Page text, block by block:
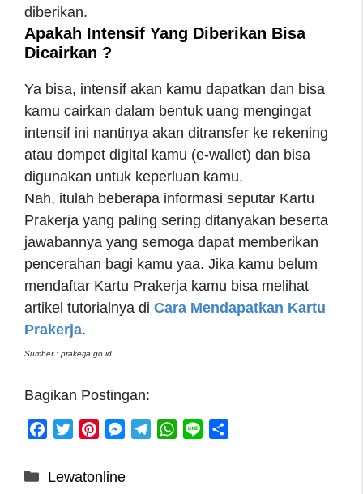
diberikan.
Apakah Intensif Yang Diberikan Bisa
Dicairkan ?
Ya bisa, intensif akan kamu dapatkan dan bisa
kamu cairkan dalam bentuk uang mengingat
intensif ini nantinya akan ditransfer ke rekening
atau dompet digital kamu (e-wallet) dan bisa
digunakan untuk keperluan kamu.
Nah, itulah beberapa informasi seputar Kartu
Prakerja yang paling sering ditanyakan beserta
jawabannya yang semoga dapat memberikan
pencerahan bagi kamu yaa. Jika kamu belum
mendaftar Kartu Prakerja kamu bisa melihat
artikel tutorialnya di Cara Mendapatkan Kartu
Prakerja.
Sumber : prakerja.go.id
Bagikan Postingan:
M
W
Categories
Lewatonline